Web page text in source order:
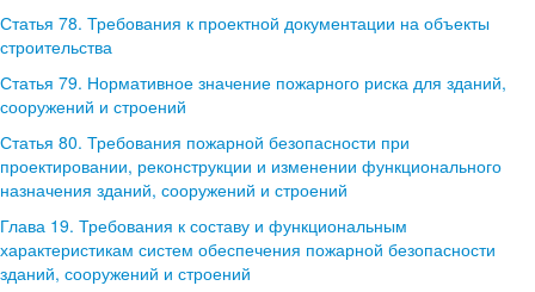
Статья 78. Требования к проектной документации на объекты
строительства
Статья 79. Нормативное значение пожарного риска для зданий,
сооружений и строений
Статья 80. Требования пожарной безопасности при
проектировании, реконструкции и изменении функционального
назначения зданий, сооружений и строений
Глава 19. Требования к составу и функциональным
характеристикам систем обеспечения пожарной безопасности
зданий, сооружений и строений